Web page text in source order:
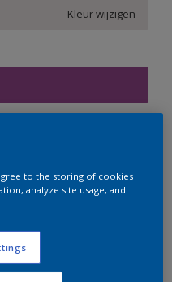
Kleur wijzigen
te vullen.
to the storing of cookies
analyze site usage, and